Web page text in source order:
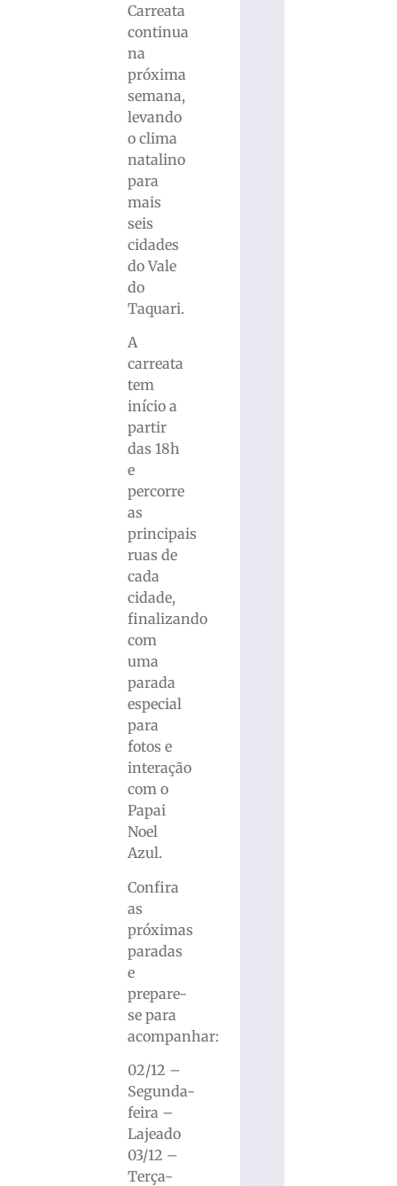
Carreata
continua
na
próxima
semana,
levando
o clima
natalino
para
mais
seis
cidades
do Vale
do
Taquari.
A
carreata
tem
início a
partir
das 18h
e
percorre
as
principais
ruas de
cada
cidade,
finalizando
com
uma
parada
especial
para
fotos e
interação
com o
Papai
Noel
Azul.
Confira
as
próximas
paradas
e
prepare-
se para
acompanhar:
02/12 –
Segunda-
feira –
Lajeado
03/12 –
Terça-